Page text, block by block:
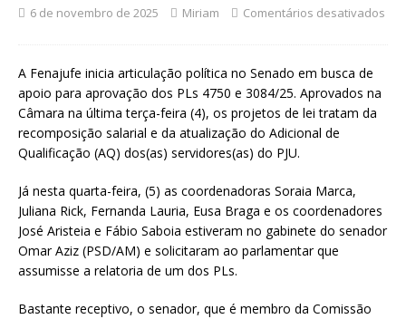
6 de novembro de 2025 Miriam Comentários desativados
A Fenajufe inicia articulação política no Senado em busca de
apoio para aprovação dos PLs 4750 e 3084/25. Aprovados na
Câmara na última terça-feira (4), os projetos de lei tratam da
recomposição salarial e da atualização do Adicional de
Qualificação (AQ) dos(as) servidores(as) do PJU.
Já nesta quarta-feira, (5) as coordenadoras Soraia Marca,
Juliana Rick, Fernanda Lauria, Eusa Braga e os coordenadores
José Aristeia e Fábio Saboia estiveram no gabinete do senador
Omar Aziz (PSD/AM) e solicitaram ao parlamentar que
assumisse a relatoria de um dos PLs.
Bastante receptivo, o senador, que é membro da Comissão